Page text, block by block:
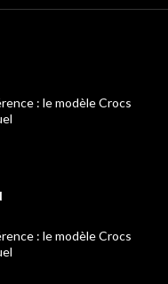
: le modèle Crocs
: le modèle Crocs